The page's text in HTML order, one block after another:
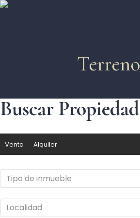
Terreno
Buscar Propiedad
Venta Alquiler